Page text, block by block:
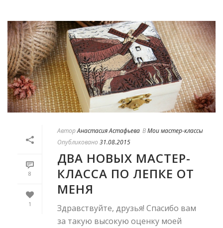
8
1
АвторАнастасия Астафьева ВМои мастер-классы
Опубликовано 31.08.2015
ДВА НОВЫХ МАСТЕР-
КЛАССА ПО ЛЕПКЕ ОТ
МЕНЯ
Здравствуйте, друзья! Спасибо вам
за такую высокую оценку моей